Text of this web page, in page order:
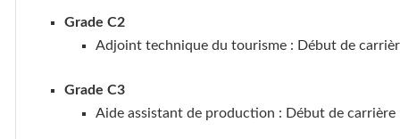
Grade C2
Adjoint technique du tourisme : Début de
Grade C3
Aide assistant de production : Début de carrière